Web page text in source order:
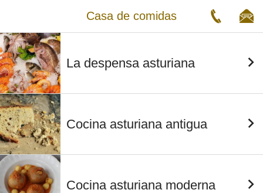
Casa de comidas
La despensa asturiana
Cocina asturiana antigua
Cocina asturiana moderna